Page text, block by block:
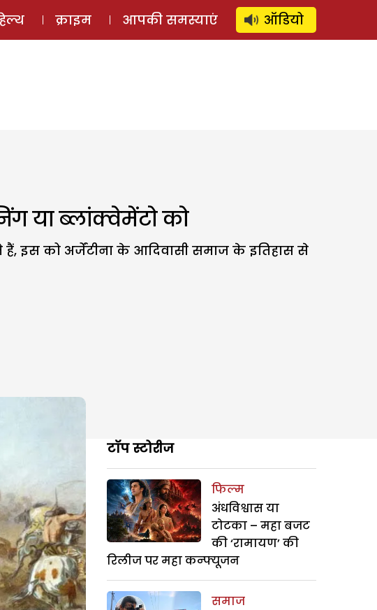
ऑडियो स्टोरी लॉग इन ⚲ SUBSCRIBE
क्राइम आपकी समस्याएं ऑडियो
या ब्लांक्वेमेंटो को
इस को अर्जेंटीना के आदिवासी समाज के इतिहास से
टॉप स्टोरीज
फिल्म
अंधविश्वास या
टोटका – महा बजट
की ‘रामायण’ की
रिलीज पर महा कन्फ्यूजन
समाज